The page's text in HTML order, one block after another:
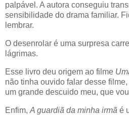
palpável. A autora conseguiu
sensibilidade do drama familiar.
lembrar.
O desenrolar é uma surpresa
lágrimas.
Esse livro deu origem ao filme
não tinha ouvido falar desse
um grande descuido meu, que
Enfim, A guardiã da minha irmã é